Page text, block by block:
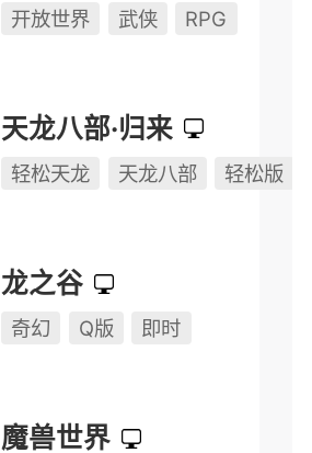
开放世界 武侠 RPG
天龙八部·归来
轻松天龙 天龙八部 轻松版
龙之谷
奇幻 Q版 即时
魔兽世界